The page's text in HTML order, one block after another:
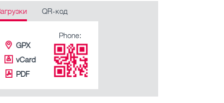
QR-код
GPX
vCard
PDF
Phone: